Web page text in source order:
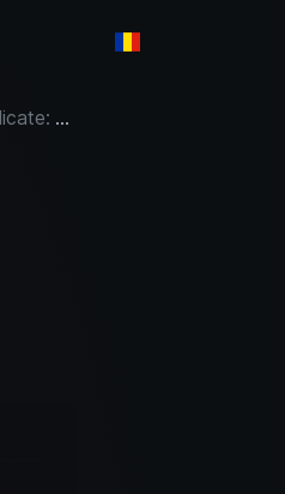
Zonele Hytale explicate: biomi, minereuri și mobi